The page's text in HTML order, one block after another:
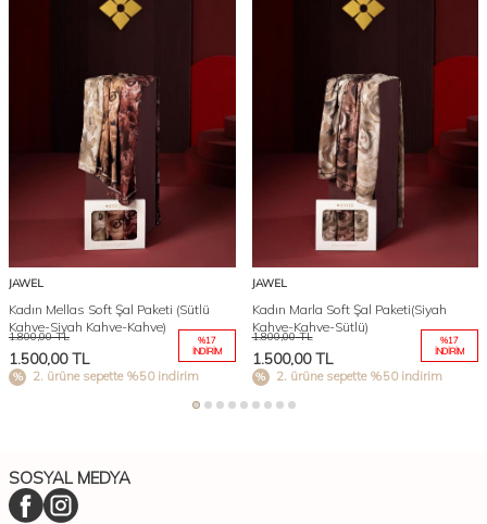
JAWEL
Kadın Mellas Soft Şal Paketi (Sütlü
Kahve-Siyah Kahve-Kahve)
1.800,00TL
1.500,00TL
%17
İNDIRIM
2. ürüne sepette %50 indirim
JAWEL
Kadın Marla Soft Şal Paketi(Siyah
Kahve-Kahve-Sütlü)
1.800,00TL
1.500,00TL
%17
İNDIRIM
2. ürüne sepette %50 indirim
SOSYAL MEDYA